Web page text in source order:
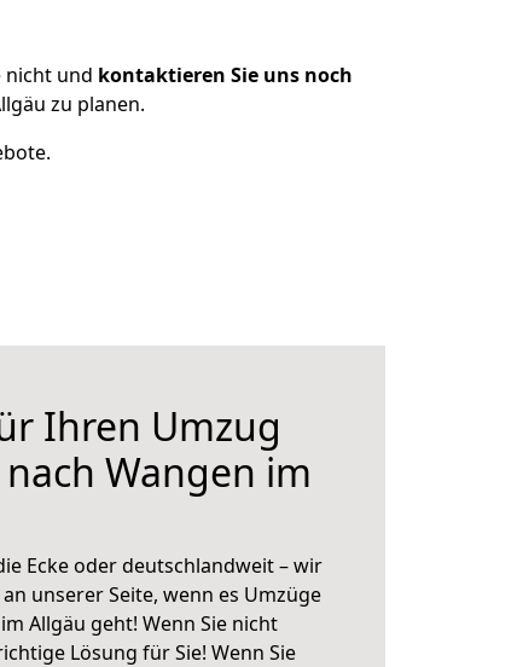
nicht und kontaktieren Sie uns noch
zu planen.
Ihren Umzug
Wangen im
Ecke oder deutschlandweit – wir
an unserer Seite, wenn es Umzüge
Allgäu geht! Wenn Sie nicht
Lösung für Sie! Wenn Sie